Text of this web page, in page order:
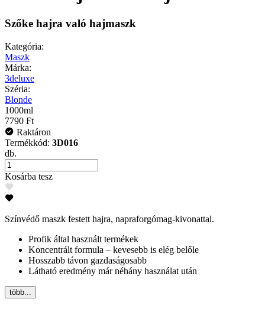
Szőke hajra való hajmaszk
Kategória:
Maszk
Márka:
3deluxe
Széria:
Blonde
1000ml
7790 Ft
Raktáron
Termékkód: 3D016
db.
Kosárba tesz
Színvédő maszk festett hajra, napraforgómag-kivonattal.
Profik által használt termékek
Koncentrált formula – kevesebb is elég belőle
Hosszabb távon gazdaságosabb
Látható eredmény már néhány használat után
több...